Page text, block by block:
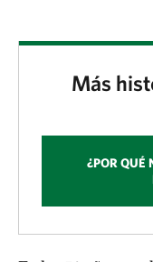
Más
¿POR QUÉ